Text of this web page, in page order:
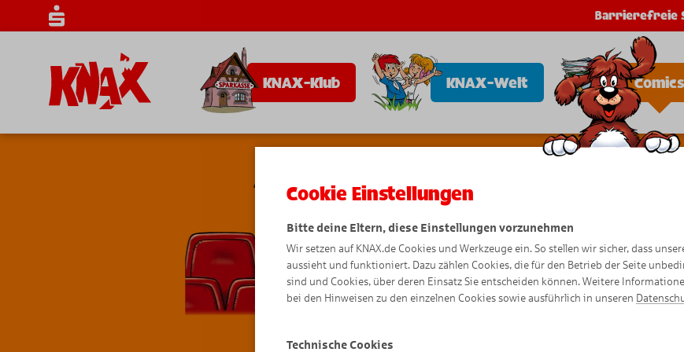
Barrierefreie
KNAX-Klub KNAX-Welt Comics
Cookie Einstellungen
Bitte deine Eltern, diese Einstellungen vorzunehmen
Wir setzen auf KNAX.de Cookies und Werkzeuge ein. So stellen wir sicher, dass
aussieht und funktioniert. Dazu zählen Cookies, die für den Betrieb der Seite
sind und Cookies, über deren Einsatz Sie entscheiden können. Weitere
bei den Hinweisen zu den einzelnen Cookies sowie ausführlich in unseren
Technische Cookies